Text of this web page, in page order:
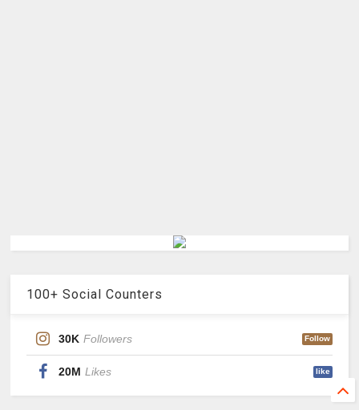
100+ Social Counters
30K Followers Follow
20M Likes like